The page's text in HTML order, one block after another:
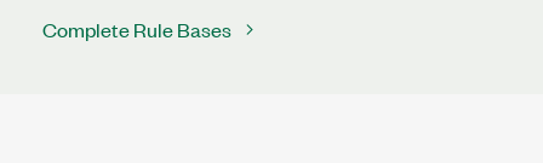
Complete Rule Bases